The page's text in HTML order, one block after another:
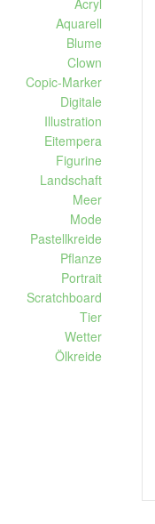
Acryl
Aquarell
Blume
Clown
Copic-Marker
Digitale
Illustration
Eitempera
Figurine
Landschaft
Meer
Mode
Pastellkreide
Pflanze
Portrait
Scratchboard
Tier
Wetter
Ölkreide